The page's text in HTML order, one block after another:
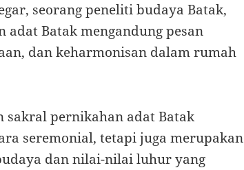
seorang peneliti budaya Batak,
Batak mengandung pesan
dan keharmonisan dalam rumah
sakral pernikahan adat Batak
seremonial, tetapi juga merupakan
dan nilai-nilai luhur yang